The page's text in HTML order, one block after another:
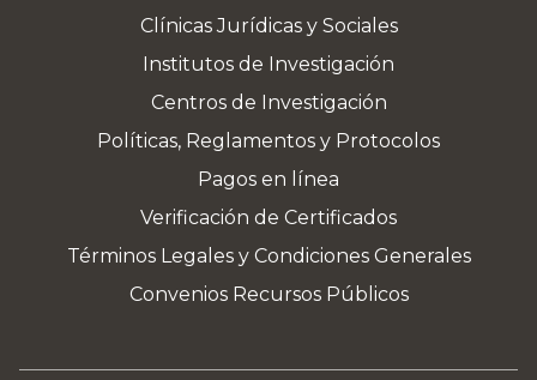
Clínicas Jurídicas y Sociales
Institutos de Investigación
Centros de Investigación
Políticas, Reglamentos y Protocolos
Pagos en línea
Verificación de Certificados
Términos Legales y Condiciones Generales
Convenios Recursos Públicos